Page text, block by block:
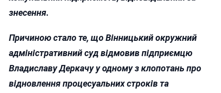
знесення.
Причиною стало те, що Вінницький окружний
адміністративний суд відмовив підприємцю
Владиславу Деркачу у одному з клопотань про
відновлення процесуальних строків та